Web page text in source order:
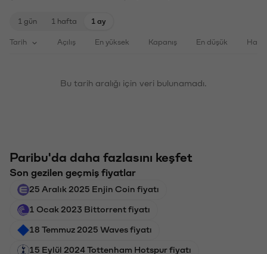
1 gün 1 hafta 1 ay
Tarih Açılış En yüksek Kapanış En düşük
Bu tarih aralığı için veri bulunamadı.
Paribu'da daha fazlasını keşfet
Son gezilen geçmiş fiyatlar
25 Aralık 2025 Enjin Coin fiyatı
1 Ocak 2023 Bittorrent fiyatı
18 Temmuz 2025 Waves fiyatı
15 Eylül 2024 Tottenham Hotspur fiyatı